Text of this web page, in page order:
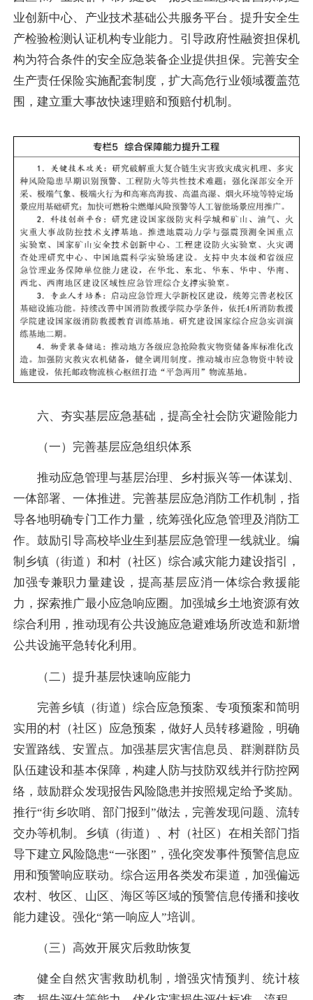
业创新中心、产业技术基础公共服务平台。提升安全生
产检验检测认证机构专业能力。引导政府性融资担保机
构为符合条件的安全应急装备企业提供担保。完善安全
生产责任保险实施配套制度，扩大高危行业领域覆盖范
围，建立重大事故快速理赔和预赔付机制。
六、夯实基层应急基础，提高全社会防灾避险能力
（一）完善基层应急组织体系
推动应急管理与基层治理、乡村振兴等一体谋划、
一体部署、一体推进。完善基层应急消防工作机制，指
导各地明确专门工作力量，统筹强化应急管理及消防工
作。鼓励引导高校毕业生到基层应急管理一线就业。编
制乡镇（街道）和村（社区）综合减灾能力建设指引，
加强专兼职力量建设，提高基层应消一体综合救援能
力，探索推广最小应急响应圈。加强城乡土地资源有效
综合利用，推动现有公共设施应急避难场所改造和新增
公共设施平急转化利用。
（二）提升基层快速响应能力
完善乡镇（街道）综合应急预案、专项预案和简明
实用的村（社区）应急预案，做好人员转移避险，明确
安置路线、安置点。加强基层灾害信息员、群测群防员
队伍建设和基本保障，构建人防与技防双线并行防控网
络，鼓励群众发现报告风险隐患并按照规定给予奖励。
推行“街乡吹哨、部门报到”做法，完善发现问题、流转
交办等机制。乡镇（街道）、村（社区）在相关部门指
导下建立风险隐患“一张图”，强化突发事件预警信息应
用和预警响应联动。综合运用各类发布渠道，加强偏远
农村、牧区、山区、海区等区域的预警信息传播和接收
能力建设。强化“第一响应人”培训。
（三）高效开展灾后救助恢复
健全自然灾害救助机制，增强灾情预判、统计核